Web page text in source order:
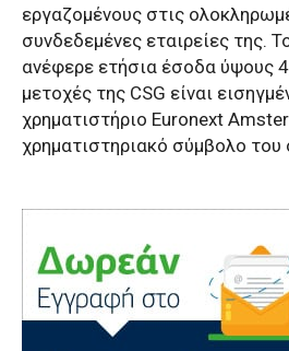
εργαζομένους στις
συνδεδεμένες εταιρείες της.
ανέφερε ετήσια έσοδα ύψους
μετοχές της CSG είναι
χρηματιστήριο Euronext
χρηματιστηριακό σύμβολο του